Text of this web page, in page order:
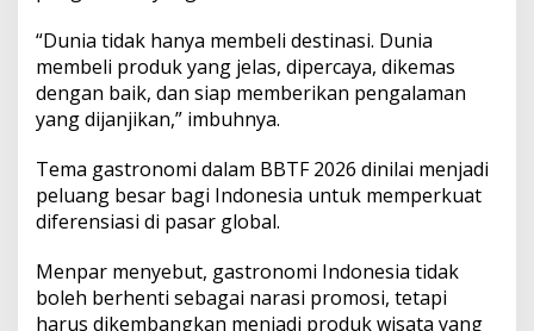
“Dunia tidak hanya membeli destinasi. Dunia
membeli produk yang jelas, dipercaya, dikemas
dengan baik, dan siap memberikan pengalaman
yang dijanjikan,” imbuhnya.
Tema gastronomi dalam BBTF 2026 dinilai menjadi
peluang besar bagi Indonesia untuk memperkuat
diferensiasi di pasar global.
Menpar menyebut, gastronomi Indonesia tidak
boleh berhenti sebagai narasi promosi, tetapi
harus dikembangkan menjadi produk wisata yang